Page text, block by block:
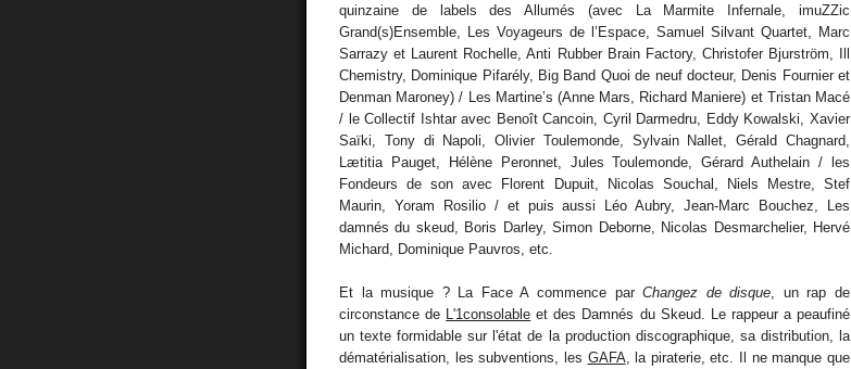
quinzaine de labels des Allumés (avec La Marmite Infernale, imuZZic
Grand(s)Ensemble, Les Voyageurs de l’Espace, Samuel Silvant Quartet, Marc
Sarrazy et Laurent Rochelle, Anti Rubber Brain Factory, Christofer Bjurström, Ill
Chemistry, Dominique Pifarély, Big Band Quoi de neuf docteur, Denis Fournier et
Denman Maroney) / Les Martine’s (Anne Mars, Richard Maniere) et Tristan Macé
/ le Collectif Ishtar avec Benoît Cancoin, Cyril Darmedru, Eddy Kowalski, Xavier
Saïki, Tony di Napoli, Olivier Toulemonde, Sylvain Nallet, Gérald Chagnard,
Lætitia Pauget, Hélène Peronnet, Jules Toulemonde, Gérard Authelain / les
Fondeurs de son avec Florent Dupuit, Nicolas Souchal, Niels Mestre, Stef
Maurin, Yoram Rosilio / et puis aussi Léo Aubry, Jean-Marc Bouchez, Les
damnés du skeud, Boris Darley, Simon Deborne, Nicolas Desmarchelier, Hervé
Michard, Dominique Pauvros, etc.
Et la musique ? La Face A commence parChangez de disque , un rap de
circonstance de
L'1consolable et des Damnés du Skeud. Le rappeur a peaufiné
un texte formidable sur l'état de la production discographique, sa distribution, la
dématérialisation, les subventions, les GAFA, la piraterie, etc. Il ne manque que